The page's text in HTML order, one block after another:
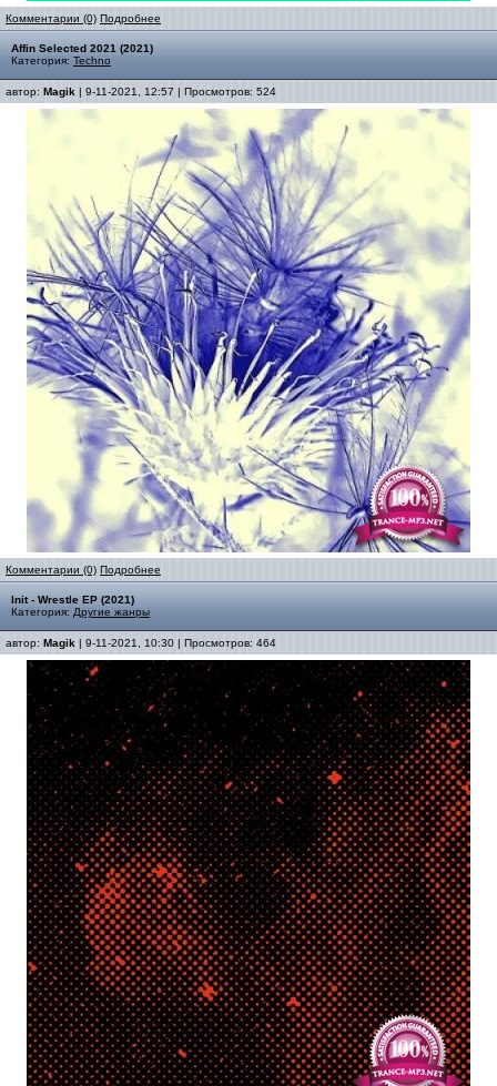
Комментарии (0) Подробнее
Affin Selected 2021 (2021)
Категория: Techno
автор: Magik | 9-11-2021, 12:57 | Просмотров: 524
Комментарии (0) Подробнее
Init - Wrestle EP (2021)
Категория: Другие жанры
автор: Magik | 9-11-2021, 10:30 | Просмотров: 464